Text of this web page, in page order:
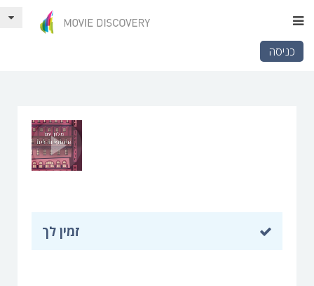
כניסה
זמין לך